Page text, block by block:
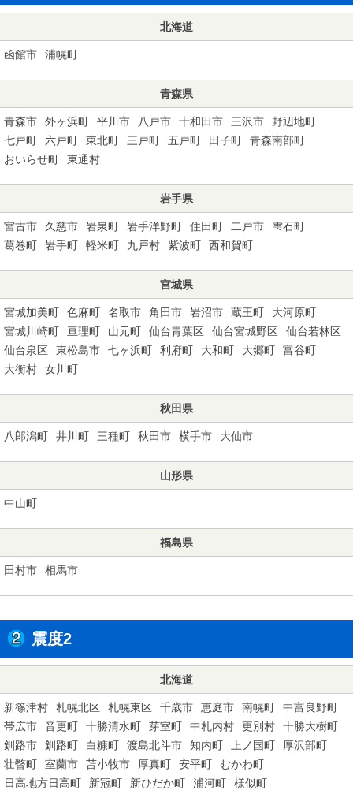
北海道
函館市 浦幌町
青森県
青森市 外ヶ浜町 平川市 八戸市 十和田市 三沢市
野辺地町
七戸町
六戸町 東北町 三戸町 五戸町 田子町
青森南部町
おいらせ町
東通村
岩手県
宮古市 久慈市 岩泉町 岩手洋野町 住田町 二戸市
雫石町
葛巻町
岩手町 軽米町 九戸村 紫波町 西和賀町
宮城県
宮城加美町 色麻町 名取市 角田市 岩沼市 蔵王町
大河原町
宮城川崎町
亘理町 山元町 仙台青葉区 仙台宮城野区
仙台若林区
仙台泉区
東松島市 七ヶ浜町 利府町 大和町 大郷町
富谷町
大衡村
女川町
秋田県
八郎潟町 井川町 三種町 秋田市 横手市 大仙市
山形県
中山町
福島県
田村市 相馬市
震度2
北海道
新篠津村 札幌北区 札幌東区 千歳市 恵庭市 南幌町
中富良野町
帯広市
音更町 十勝清水町 芽室町 中札内村 更別村
十勝大樹町
釧路市
釧路町 白糠町 渡島北斗市 知内町 上ノ国町
厚沢部町
壮瞥町
室蘭市 苫小牧市 厚真町 安平町
むかわ町
日高地方日高町
新冠町 新ひだか町 浦河町 様似町